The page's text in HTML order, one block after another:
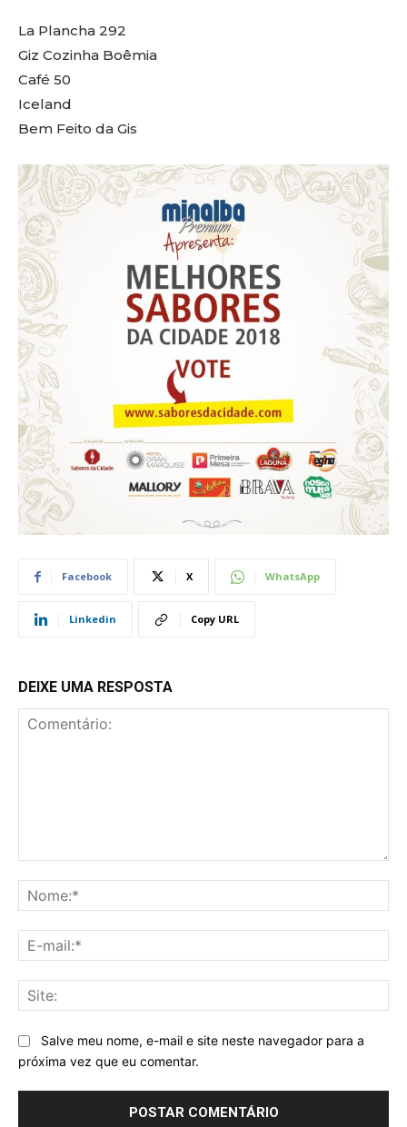
La Plancha 292
Giz Cozinha Boêmia
Café 50
Iceland
Bem Feito da Gis
Facebook X WhatsApp
Linkedin Copy URL
DEIXE UMA RESPOSTA
Salve meu nome, e-mail e site neste navegador para a
próxima vez que eu comentar.